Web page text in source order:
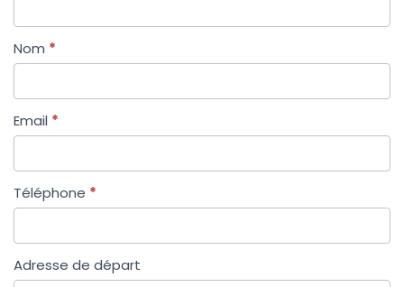
Nom *
Email *
Téléphone *
Adresse de départ